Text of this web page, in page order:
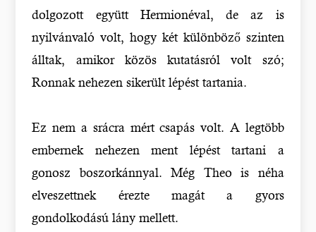
dolgozott együtt Hermionéval, de az is
nyilvánvaló volt, hogy két különböző szinten
álltak, amikor közös kutatásról volt szó;
Ronnak nehezen sikerült lépést tartania.
Ez nem a srácra mért csapás volt. A legtöbb
embernek nehezen ment lépést tartani a
gonosz boszorkánnyal. Még Theo is néha
elveszettnek érezte magát a gyors
gondolkodású lány mellett.